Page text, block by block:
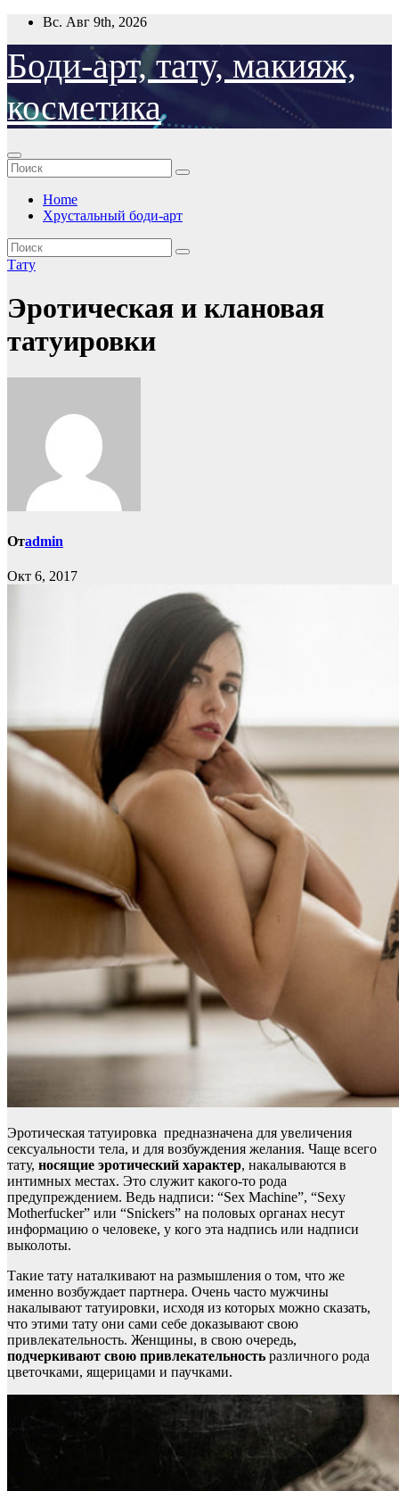
Перейти
содержимому
Вс. Авг 9th, 2026
Боди-арт, тату, макияж,
косметика
Home
Хрустальный боди-арт
Тату
Эротическая и клановая
татуировки
Отadmin
Окт 6, 2017
Эротическая татуировка предназначена для увеличения
сексуальности тела, и для возбуждения желания. Чаще всего
тату, носящие эротический характер, накалываются в
интимных местах. Это служит какого-то рода
предупреждением. Ведь надписи: “Sex Machine”, “Sexy
Motherfucker” или “Snickers” на половых органах несут
информацию о человеке, у кого эта надпись или надписи
выколоты.
Такие тату наталкивают на размышления о том, что же
именно возбуждает партнера. Очень часто мужчины
накалывают татуировки, исходя из которых можно сказать,
что этими тату они сами себе доказывают свою
привлекательность. Женщины, в свою очередь,
подчеркивают свою привлекательность различного рода
цветочками, ящерицами и паучками.